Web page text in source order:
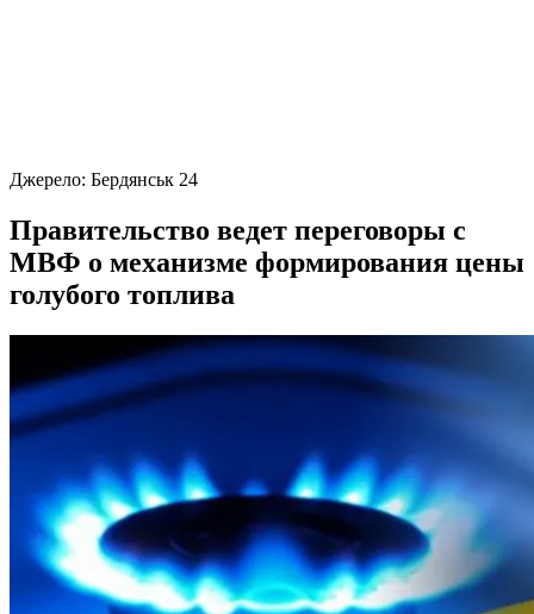
Джерело: Бердянськ 24
Правительство ведет переговоры с
МВФ о механизме формирования цены
голубого топлива